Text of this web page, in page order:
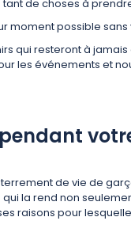
de choses à
possible sans
resteront à jamais
les événements et
de vie de
la rend non
raisons pour